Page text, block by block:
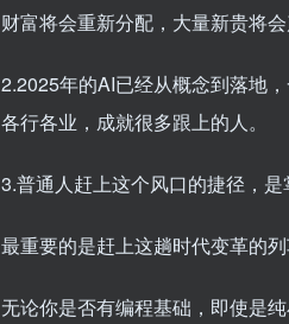
财富将会重新分配，大量新贵将会
2.2025年的AI已经从概念到落地
各行各业，成就很多跟上的人。
3.普通人赶上这个风口的捷径，
最重要的是赶上这趟时代变革的
无论你是否有编程基础，即使是